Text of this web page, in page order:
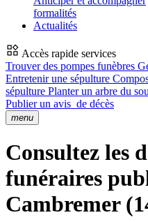
formalités
Actualités
Accès rapide services
Trouver des pompes funèbres
Entretenir une sépulture
sépulture Planter un arbre du
Publier un avis de décès
menu
Consultez les
funéraires
Cambremer